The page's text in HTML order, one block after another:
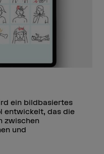
ein bildbasiertes
entwickelt, das die
zwischen
und